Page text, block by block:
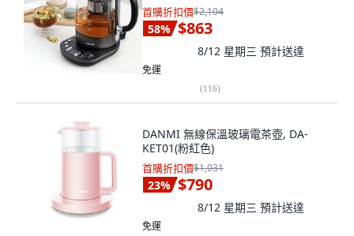
首購折扣價$2,104
58% $863
8/12 星期三 預計送達
免運
(116)
DANMI 無線保溫玻璃電茶壺, DA-
KET01(粉紅色)
首購折扣價$1,031
23% $790
8/12 星期三 預計送達
免運